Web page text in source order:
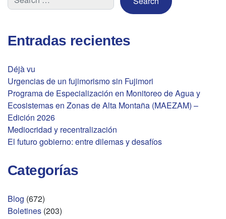
Entradas recientes
Déjà vu
Urgencias de un fujimorismo sin Fujimori
Programa de Especialización en Monitoreo de Agua y
Ecosistemas en Zonas de Alta Montaña (MAEZAM) –
Edición 2026
Mediocridad y recentralización
El futuro gobierno: entre dilemas y desafíos
Categorías
Blog (672)
Boletines (203)